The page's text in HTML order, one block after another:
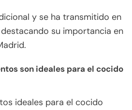
y se ha transmitido en
su importancia en
son ideales para el cocido
ideales para el cocido